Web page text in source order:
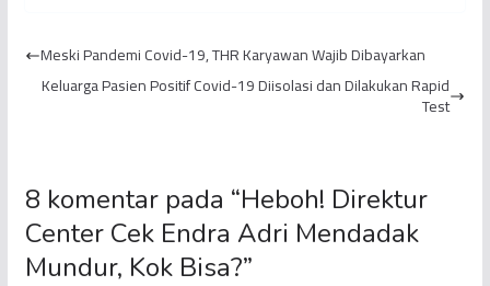
Meski Pandemi Covid-19, THR Karyawan Wajib Dibayarkan
Keluarga Pasien Positif Covid-19 Diisolasi dan Dilakukan Rapid
Test
8 komentar pada “Heboh! Direktur
Center Cek Endra Adri Mendadak
Mundur, Kok Bisa?”